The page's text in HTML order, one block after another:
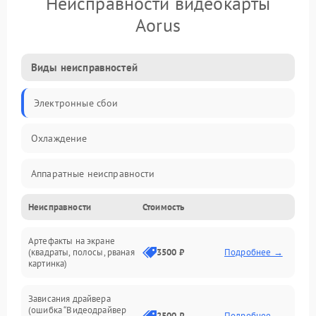
Aorus
Виды неисправностей
Электронные сбои
Охлаждение
Аппаратные неисправности
Перегрев и термопроблемы
Видео
Неисправности Стоимость
Артефакты на экране
(квадраты, полосы, рваная
картинка)
3500 ₽ Подробнее →
Зависания драйвера
(ошибка “Видеодрайвер